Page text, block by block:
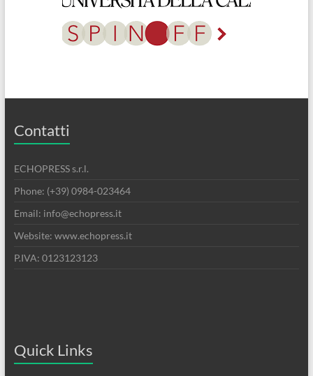
Contatti
ECHOPRESS s.r.l.
Phone: (+39) 0984-023464
Email: info@echopress.it
Website: www.echopress.it
P.IVA: 0123123123
Quick Links